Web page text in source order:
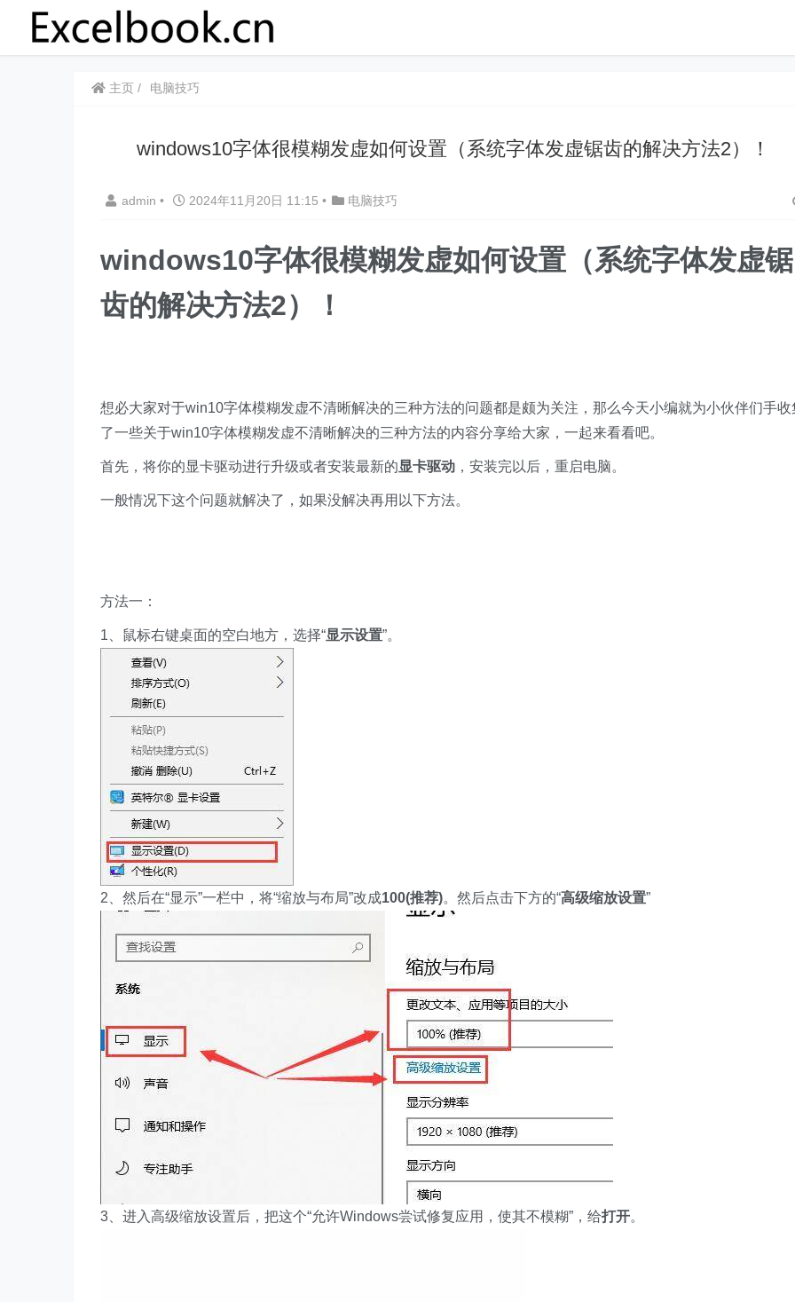
主页 电脑技巧
windows10字体很模糊发虚如何设置（系统字体发虚锯齿的解决方法2）！
admin • 2024年11月20日 11:15 • 电脑技巧
windows10字体很模糊发虚如何设置（系统字体发虚锯
齿的解决方法2）！
想必大家对于win10字体模糊发虚不清晰解决的三种方法的问题都是颇为关注，那么今天小编就为小伙伴们手收
了一些关于win10字体模糊发虚不清晰解决的三种方法的内容分享给大家，一起来看看吧。
首先，将你的显卡驱动进行升级或者安装最新的显卡驱动 ，安装完以后，重启电脑。
一般情况下这个问题就解决了，如果没解决再用以下方法。
方法一：
1、鼠标右键桌面的空白地方，选择“显示设置”。
2、然后在“显示”一栏中，将“缩放与布局”改成100(推荐)。然后点击下方的“高级缩放设置”
3、进入高级缩放设置后，把这个“允许Windows尝试修复应用，使其不模糊”，给打开。